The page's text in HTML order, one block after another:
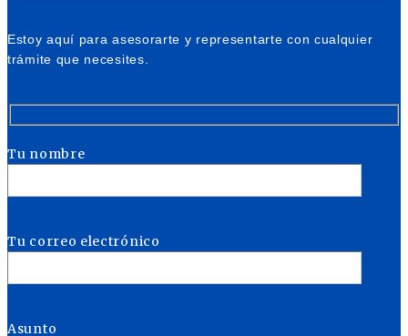
Estoy aquí para asesorarte y representarte con cualquier
trámite que necesites.
Tu nombre
Tu correo electrónico
Asunto